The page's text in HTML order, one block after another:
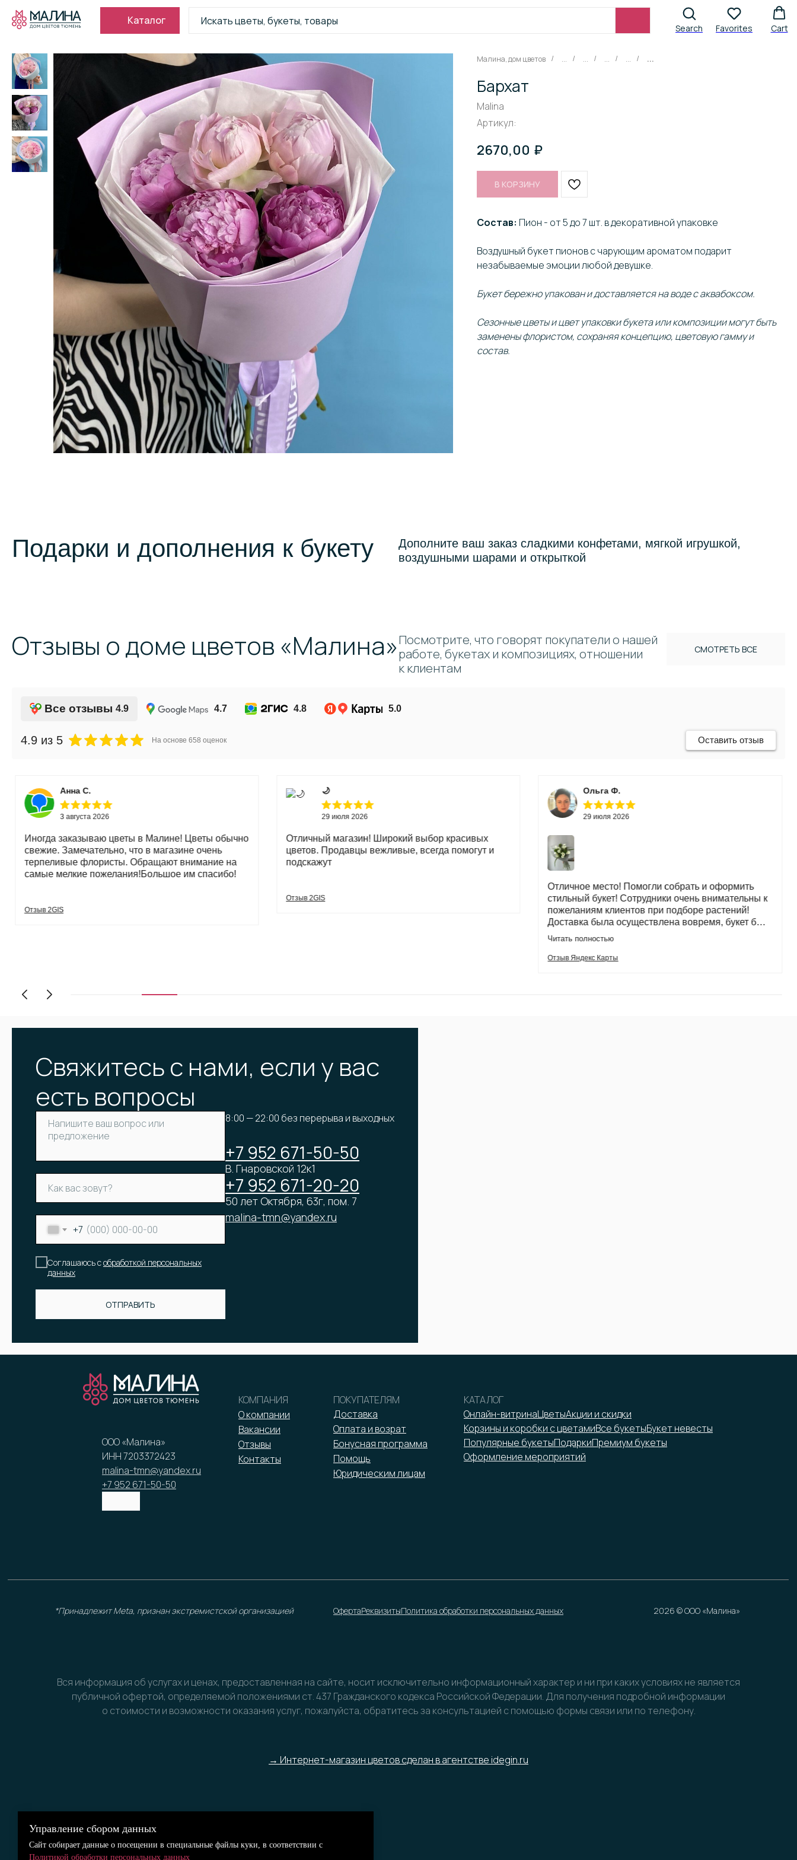
Каталог
Search Favorites Cart
Малина, дом цветов / ... / ... / ... / ... / ...
Бархат
Malina
Артикул:
2670,00 ₽
В КОРЗИНУ
Состав: Пион - от 5 до 7 шт. в декоративной упаковке
Воздушный букет пионов с чарующим ароматом подарит
незабываемые эмоции любой девушке.
Букет бережно упакован и доставляется на воде с аквабоксом.
Сезонные цветы и цвет упаковки букета или композиции могут быть
заменены флористом, сохраняя концепцию, цветовую гамму и
состав.
Подарки и дополнения к букету
Дополните ваш заказ сладкими конфетами, мягкой игрушкой,
воздушными шарами и открыткой
Отзывы о доме цветов «Малина» СМОТРЕТЬ ВСЕ
Посмотрите, что говорят покупатели о нашей
работе, букетах и композициях, отношении
к клиентам
Все отзывы 4.9 4.7 4.8 5.0
4.9 из 5 На основе 658 оценок Оставить отзыв
Анна С.
3 августа 2026
Иногда заказываю цветы в Малине! Цветы обычно
свежие. Замечательно, что в магазине очень
терпеливые флористы. Обращают внимание на
самые мелкие пожелания!Большое им спасибо!
Отзыв 2GIS
🌙 ㅤ
29 июля 2026
Отличный магазин! Широкий выбор красивых
цветов. Продавцы вежливые, всегда помогут и
подскажут
Отзыв 2GIS
Ольга Ф.
29 июля 2026
Отличное место! Помогли собрать и оформить
стильный букет! Сотрудники очень внимательны к
пожеланиям клиентов при подборе растений!
Доставка была осуществлена вовремя, букет был
красиво упакован в транспортировочную сумку.
Читать полностью
Отзыв Яндекс Карты
Свяжитесь с нами, если у вас
есть вопросы
+7
Соглашаюсь собработкой персональных
данных
ОТПРАВИТЬ
8:00 — 22:00 без перерыва и выходных
+7 952 671-50-50
В. Гнаровской 12к1
+7 952 671-20-20
50 лет Октября, 63г, пом. 7
malina-tmn@yandex.ru
КАТАЛОГ
Онлайн-витринаЦветыАкции и скидки
Корзины и коробки с цветамиВсе букетыБукет невесты
Популярные букетыПодаркиПремиум букеты
Оформление мероприятий
КОМПАНИЯ
О компании
Вакансии
Отзывы
Контакты
ПОКУПАТЕЛЯМ
Доставка
Оплата и возрат
Бонусная программа
Помощь
Юридическим лицам
*Принадлежит Meta, признан экстремистской организацией ОфертаРеквизитыПолитика обработки персональных данных
ООО «Малина»
ИНН 7203372423
malina-tmn@yandex.ru
+7 952 671-50-50
2026 © ООО «Малина»
Вся информация об услугах и ценах, предоставленная на сайте, носит исключительно информационный характер и ни при каких условиях не является
публичной офертой, определяемой положениями ст. 437 Гражданского кодекса Российской Федерации. Для получения подробной информации
о стоимости и возможности оказания услуг, пожалуйста, обратитесь за консультацией с помощью формы связи или по телефону.
→ Интернет-магазин цветов сделан в агентстве idegin.ru
Управление сбором данных
Сайт собирает данные о посещении в специальные файлы куки, в соответствии с
Политикой обработки персональных данных